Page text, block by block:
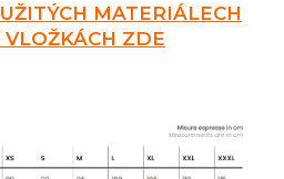
MATERIÁLECH
VLOŽKÁCH ZDE